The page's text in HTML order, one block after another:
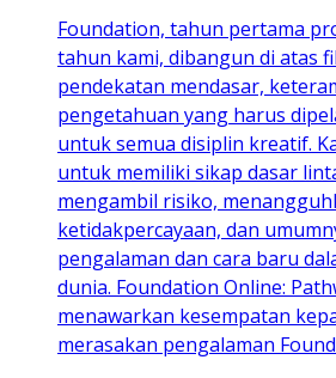
Foundation, tahun pertama
tahun kami, dibangun di atas
pendekatan mendasar,
pengetahuan yang harus
untuk semua disiplin kreatif.
untuk memiliki sikap dasar
mengambil risiko,
ketidakpercayaan, dan
pengalaman dan cara baru
dunia. Foundation Online:
menawarkan kesempatan
merasakan pengalaman